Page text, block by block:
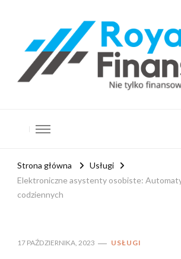
Strona główna
Usługi
Elektroniczne asystenty osobiste:
codziennych
17 PAŹDZIERNIKA, 2023 USŁUGI